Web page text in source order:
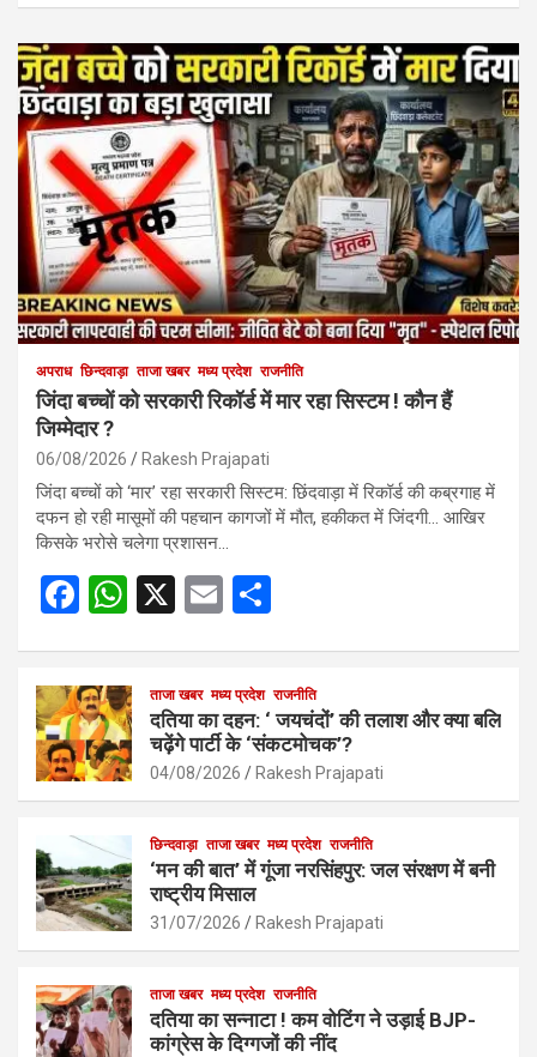
अपराध छिन्दवाड़ा ताजा खबर मध्य प्रदेश राजनीति
जिंदा बच्चों को सरकारी रिकॉर्ड में मार रहा सिस्टम ! कौन हैं
जिम्मेदार ?
06/08/2026 Rakesh Prajapati
जिंदा बच्चों को ‘मार’ रहा सरकारी सिस्टम: छिंदवाड़ा में रिकॉर्ड की कब्रगाह में
दफन हो रही मासूमों की पहचान कागजों में मौत, हकीकत में जिंदगी… आखिर
किसके भरोसे चलेगा प्रशासन…
F
b
o
o
W
s
A
p
p
X
E
e
ताजा खबर मध्य प्रदेश राजनीति
दतिया का दहन: ‘ जयचंदों’ की तलाश और क्या बलि
चढ़ेंगे पार्टी के ‘संकटमोचक’?
04/08/2026 Rakesh Prajapati
छिन्दवाड़ा ताजा खबर मध्य प्रदेश राजनीति
‘मन की बात’ में गूंजा नरसिंहपुर: जल संरक्षण में बनी
राष्ट्रीय मिसाल
31/07/2026 Rakesh Prajapati
ताजा खबर मध्य प्रदेश राजनीति
दतिया का सन्नाटा ! कम वोटिंग ने उड़ाई BJP-
कांग्रेस के दिग्गजों की नींद